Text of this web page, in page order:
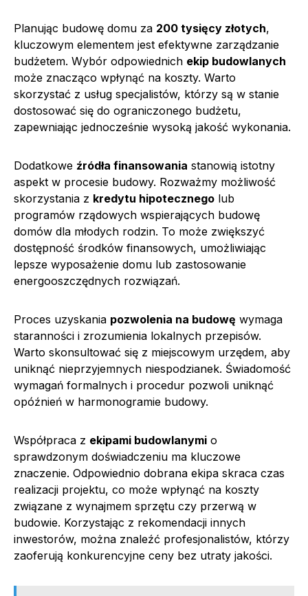
Planując budowę domu za 200 tysięcy złotych,
kluczowym elementem jest efektywne zarządzanie
budżetem. Wybór odpowiednich ekip budowlanych
może znacząco wpłynąć na koszty. Warto
skorzystać z usług specjalistów, którzy są w stanie
dostosować się do ograniczonego budżetu,
zapewniając jednocześnie wysoką jakość wykonania.
Dodatkowe źródła finansowania stanowią istotny
aspekt w procesie budowy. Rozważmy możliwość
skorzystania z kredytu hipotecznego lub
programów rządowych wspierających budowę
domów dla młodych rodzin. To może zwiększyć
dostępność środków finansowych, umożliwiając
lepsze wyposażenie domu lub zastosowanie
energooszczędnych rozwiązań.
Proces uzyskania pozwolenia na budowę wymaga
staranności i zrozumienia lokalnych przepisów.
Warto skonsultować się z miejscowym urzędem, aby
uniknąć nieprzyjemnych niespodzianek. Świadomość
wymagań formalnych i procedur pozwoli uniknąć
opóźnień w harmonogramie budowy.
Współpraca z ekipami budowlanymi o
sprawdzonym doświadczeniu ma kluczowe
znaczenie. Odpowiednio dobrana ekipa skraca czas
realizacji projektu, co może wpłynąć na koszty
związane z wynajmem sprzętu czy przerwą w
budowie. Korzystając z rekomendacji innych
inwestorów, można znaleźć profesjonalistów, którzy
zaoferują konkurencyjne ceny bez utraty jakości.